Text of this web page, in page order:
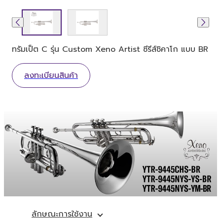
ทรัมเป็ต C รุ่น Custom Xeno Artist ซีรีส์ชิคาโก แบบ BR
ลงทะเบียนสินค้า
ลักษณะการใช้งาน